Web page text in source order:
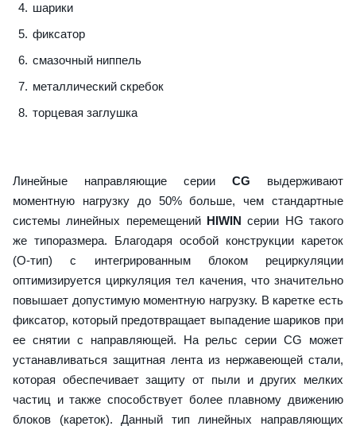
шарики
фиксатор
смазочный ниппель
металлический скребок
торцевая заглушка
Линейные направляющие серии CG выдерживают
моментную нагрузку до 50% больше, чем стандартные
системы линейных перемещений HIWIN серии HG такого
же типоразмера. Благодаря особой конструкции кареток
(О-тип) с интегрированным блоком рециркуляции
оптимизируется циркуляция тел качения, что значительно
повышает допустимую моментную нагрузку. В каретке есть
фиксатор, который предотвращает выпадение шариков при
ее снятии с направляющей. На рельс серии CG может
устанавливаться защитная лента из нержавеющей стали,
которая обеспечивает защиту от пыли и других мелких
частиц и также способствует более плавному движению
блоков (кареток). Данный тип линейных направляющих